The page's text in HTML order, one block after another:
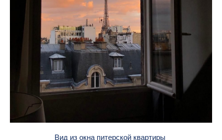
Вид из окна питерской квартиры